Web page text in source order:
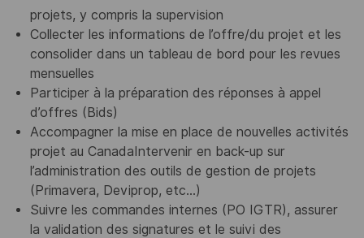
projets, y compris la supervision
Collecter les informations de l’offre/du projet et les
consolider dans un tableau de bord pour les revues
mensuelles
Participer à la préparation des réponses à appel
d’offres (Bids)
Accompagner la mise en place de nouvelles activités
projet au CanadaIntervenir en back-up sur
l’administration des outils de gestion de projets
(Primavera, Deviprop, etc...)
Suivre les commandes internes (PO IGTR), assurer
la validation des signatures et le suivi des